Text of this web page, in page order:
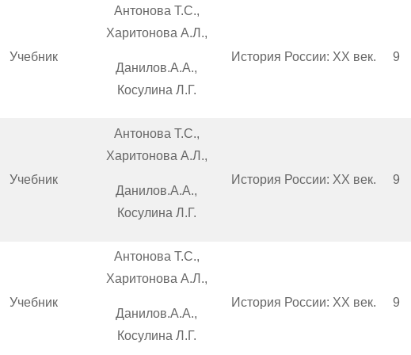
Учебник
Антонова Т.С.,
Харитонова А.Л.,
Данилов.А.А.,
Косулина Л.Г.
История России: XX век. 9
Учебник
Антонова Т.С.,
Харитонова А.Л.,
Данилов.А.А.,
Косулина Л.Г.
История России: XX век. 9
Учебник
Антонова Т.С.,
Харитонова А.Л.,
Данилов.А.А.,
Косулина Л.Г.
История России: XX век. 9